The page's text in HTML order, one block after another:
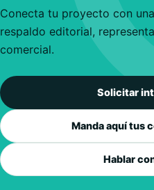
Conecta tu proyecto con
respaldo editorial,
comercial.
Solicitar
Manda aquí tus
Hablar